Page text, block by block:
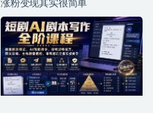
涨粉变现其实很简单